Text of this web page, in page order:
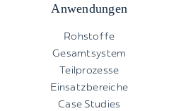
Anwendungen
Rohstoffe
Gesamtsystem
Teilprozesse
Einsatzbereiche
Case Studies